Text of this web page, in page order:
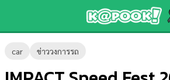
car ข่าววงการรถ
ข่าว-
ความ